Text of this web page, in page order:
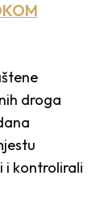
droga
i kontrolirali